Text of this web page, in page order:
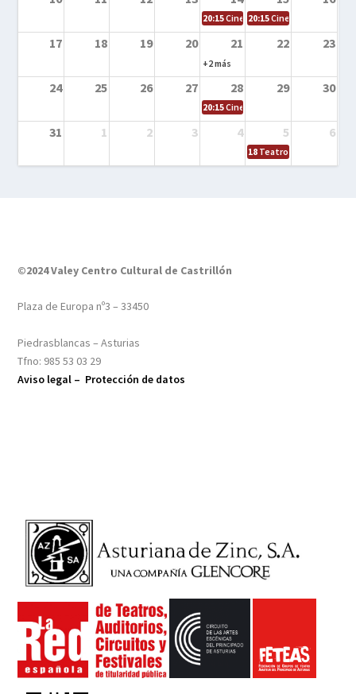
20:15Cine en la calle – Tortugas
20:15Cine en la calle –
17 18 19 20 21 22 23
+2 más
24 25 26 27 28 29 30
20:15Cine en el calle – Tintín y el
31 1 2 3 4 5 6
18 Teatro – Tres
©2024 Valey Centro Cultural de Castrillón
Plaza de Europa nº3 – 33450
Piedrasblancas – Asturias
Tfno: 985 53 03 29
Aviso legal – Protección de datos